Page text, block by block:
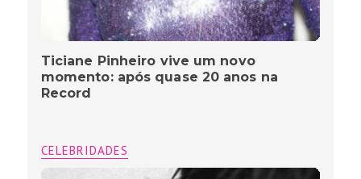
Ticiane Pinheiro vive um novo
momento: após quase 20 anos na
Record
CELEBRIDADES